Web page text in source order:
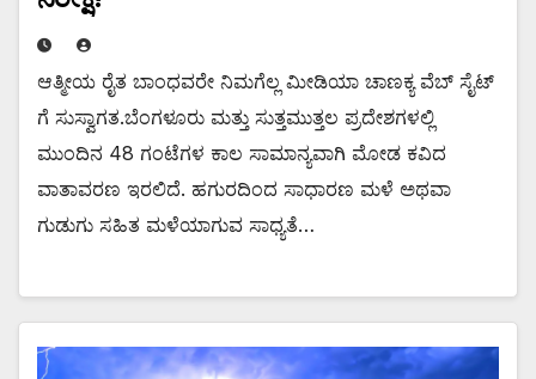
ಆತ್ಮೀಯ ರೈತ ಬಾಂಧವರೇ ನಿಮಗೆಲ್ಲ ಮೀಡಿಯಾ ಚಾಣಕ್ಯ ವೆಬ್ ಸೈಟ್
ಗೆ ಸುಸ್ವಾಗತ.ಬೆಂಗಳೂರು ಮತ್ತು ಸುತ್ತಮುತ್ತಲ ಪ್ರದೇಶಗಳಲ್ಲಿ
ಮುಂದಿನ 48 ಗಂಟೆಗಳ ಕಾಲ ಸಾಮಾನ್ಯವಾಗಿ ಮೋಡ ಕವಿದ
ವಾತಾವರಣ ಇರಲಿದೆ. ಹಗುರದಿಂದ ಸಾಧಾರಣ ಮಳೆ ಅಥವಾ
ಗುಡುಗು ಸಹಿತ ಮಳೆಯಾಗುವ ಸಾಧ್ಯತೆ…